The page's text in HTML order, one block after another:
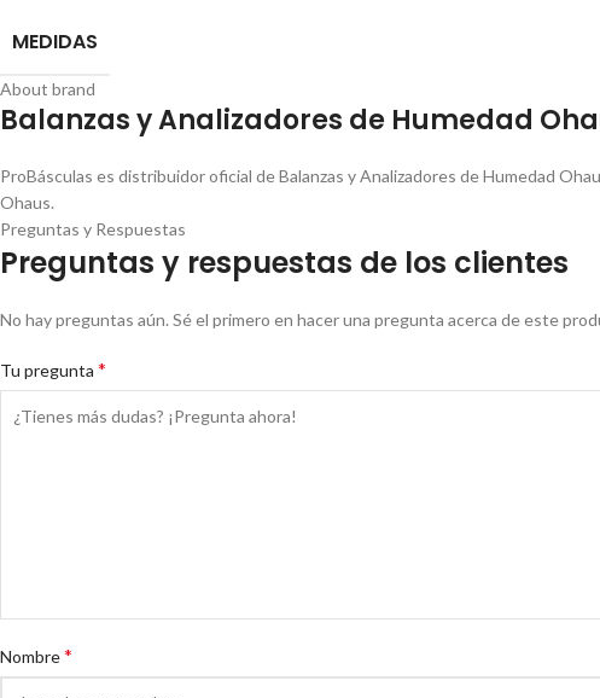
MEDIDAS
About brand
Balanzas y Analizadores de Humedad
ProBásculas es distribuidor oficial de Balanzas y Analizadores de Humedad
Ohaus.
Preguntas y Respuestas
Preguntas y respuestas de los clientes
No hay preguntas aún. Sé el primero en hacer una pregunta acerca de este
Tu pregunta *
Nombre*